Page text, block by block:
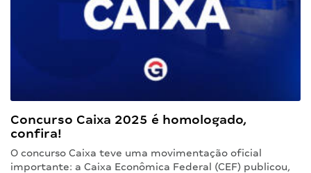
Concurso Caixa 2025 é homologado,
confira!
O concurso Caixa teve uma movimentação oficial
importante: a Caixa Econômica Federal (CEF) publicou,